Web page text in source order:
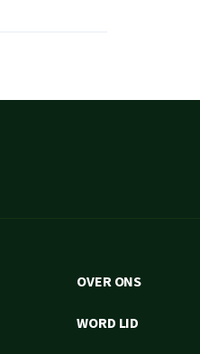
OVER ONS
WORD LID